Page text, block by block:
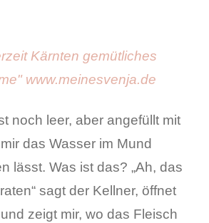
noch leer, aber angefüllt mit
das Wasser im Mund
lässt. Was ist das? „Ah, das
sagt der Kellner, öffnet
zeigt mir, wo das Fleisch